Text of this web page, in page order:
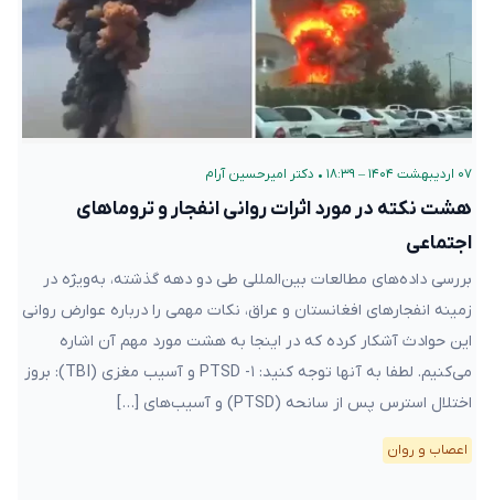
۰۷ اردیبهشت ۱۴۰۴ – ۱۸:۳۹ • دکتر امیرحسین آرام
هشت نکته در مورد اثرات روانی انفجار و تروماهای
اجتماعی
بررسی داده‌های مطالعات بین‌المللی طی دو دهه گذشته، به‌ویژه در
زمینه انفجارهای افغانستان و عراق، نکات مهمی را درباره عوارض روانی
این حوادث آشکار کرده که در اینجا به هشت مورد مهم آن اشاره
می‌کنیم. لطفا به آنها توجه کنید: ۱- PTSD و آسیب مغزی (TBI): بروز
اختلال استرس پس از سانحه (PTSD) و آسیب‌های […]
اعصاب و روان